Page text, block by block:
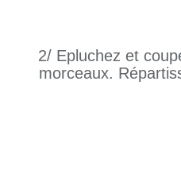
2/ Epluchez et
morceaux.